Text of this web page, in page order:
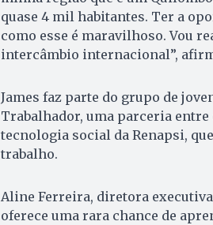
quase 4 mil habitantes. Ter a
como esse é maravilhoso. Vou
intercâmbio internacional”,
James faz parte do grupo de
Trabalhador, uma parceria entre
tecnologia social da Renapsi,
trabalho.
Aline Ferreira, diretora
oferece uma rara chance de